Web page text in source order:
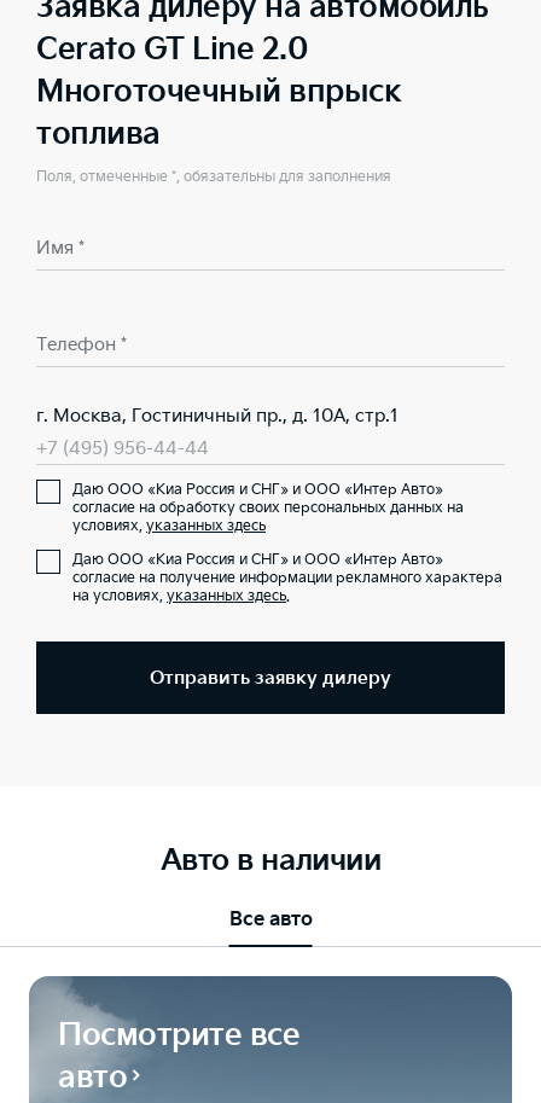
Заявка дилеру на автомобиль
Cerato GT Line 2.0
Многоточечный впрыск
топлива
Поля, отмеченные *, обязательны для заполнения
Имя *
Телефон *
г. Москва, Гостиничный пр., д. 10А, стр.1
+7 (495) 956-44-44
Даю ООО «Киа Россия и СНГ» и ООО «Интер Авто»
согласие на обработку своих персональных данных на
условиях, указанных здесь
Даю ООО «Киа Россия и СНГ» и ООО «Интер Авто»
согласие на получение информации рекламного характера
на условиях, указанных здесь.
Отправить заявку дилеру
Авто в наличии
Все авто
Посмотрите все
авто